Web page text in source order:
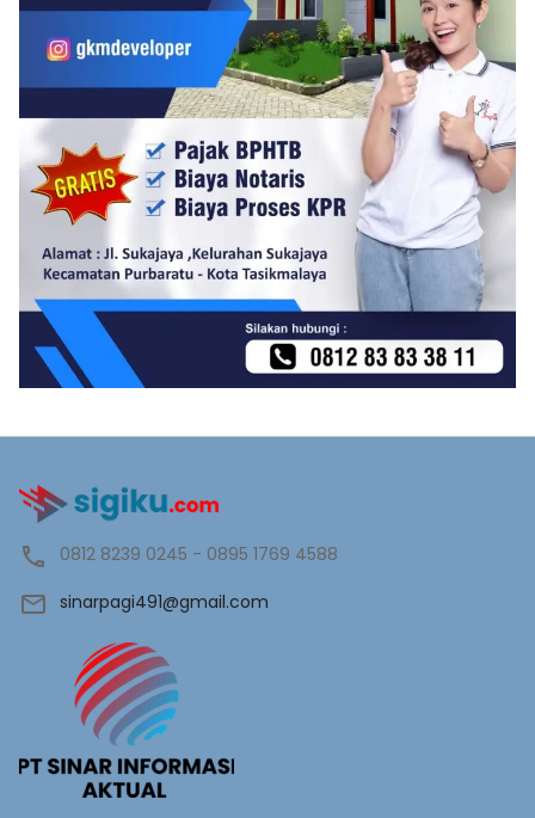
0812 8239 0245 - 0895 1769 4588
sinarpagi491@gmail.com